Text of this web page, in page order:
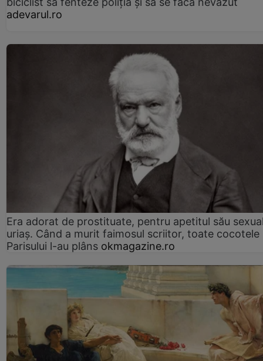
adevarul.ro
Era adorat de prostituate, pentru apetitul său
uriaș. Când a murit faimosul scriitor, toate cocotele
Parisului l-au plâns okmagazine.ro